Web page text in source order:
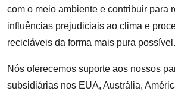
com o meio ambiente e contribuir para
influências prejudiciais ao clima e
recicláveis da forma mais pura possível.
Nós oferecemos suporte aos nossos
subsidiárias nos EUA, Austrália,